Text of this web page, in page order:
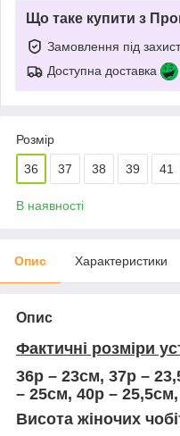
Що таке купити з
Замовлення під
Доступна доставка
Розмір
36 37 38 39 41
В наявності
Опис Характеристики
Опис
Фактичні розміри
36р – 23см, 37р –
– 25см, 40р –
Висота жіночих